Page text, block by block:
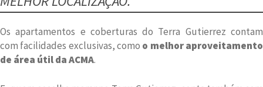
Os apartamentos e coberturas do Terra Gutierrez contam
com facilidades exclusivas, como o melhor aproveitamento
de área útil da ACMA.